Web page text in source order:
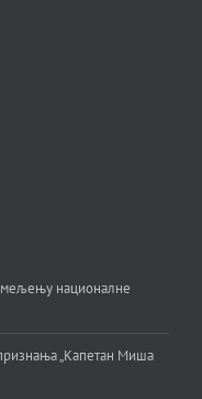
националне
„Капетан Миша